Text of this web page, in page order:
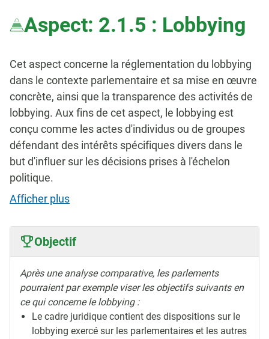
Aspect: 2.1.5 : Lobbying
Cet aspect concerne la réglementation du lobbying
dans le contexte parlementaire et sa mise en œuvre
concrète, ainsi que la transparence des activités de
lobbying. Aux fins de cet aspect, le lobbying est
conçu comme les actes d'individus ou de groupes
défendant des intérêts spécifiques divers dans le
but d'influer sur les décisions prises à l'échelon
politique.
Afficher plus
Objectif
Après une analyse comparative, les parlements
pourraient par exemple viser les objectifs suivants en
ce qui concerne le lobbying :
Le cadre juridique contient des dispositions sur le
lobbying exercé sur les parlementaires et les autres